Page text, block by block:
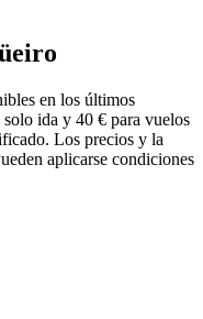
en los últimos
ida y 40 € para vuelos
Los precios y la
aplicarse condiciones